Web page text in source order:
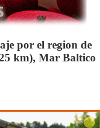
por el region de
km), Mar Baltico